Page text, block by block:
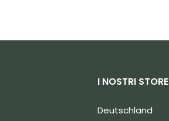
I NOSTRI STORE
Deutschland